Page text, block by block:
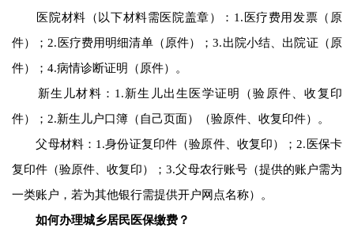
医院材料（以下材料需医院盖章）：1.医疗费用发票（原
件）；2.医疗费用明细清单（原件）；3.出院小结、出院证（原
件）；4.病情诊断证明（原件）。
新生儿材料：1.新生儿出生医学证明（验原件、收复印
件）；2.新生儿户口簿（自己页面）（验原件、收复印件）。
父母材料：1.身份证复印件（验原件、收复印）；2.医保卡
复印件（验原件、收复印）；3.父母农行账号（提供的账户需为
一类账户，若为其他银行需提供开户网点名称）。
如何办理城乡居民医保缴费？